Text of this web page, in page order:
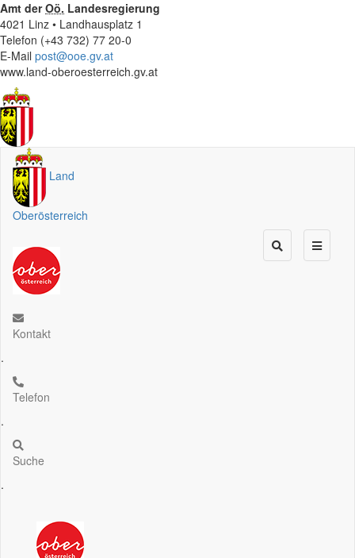
Amt derOö. Landesregierung
4021 Linz • Landhausplatz 1
Telefon (+43 732) 77 20-0
E-Mail post@ooe.gv.at
www.land-oberoesterreich.gv.at
Land
Oberösterreich
Kontakt
.
Telefon
.
Suche
.